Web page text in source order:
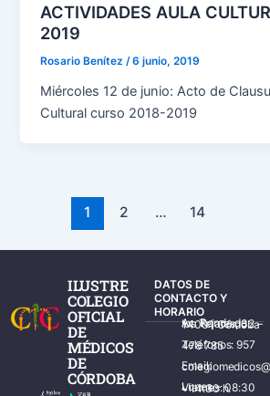
ACTIVIDADES AULA
2019
Rosario Benítez /6 junio, 2019
Miércoles 12 de junio: Acto de
Cultural curso 2018-2019
1 2 … 14
ILUSTRE
COLEGIO
OFICIAL
DE
MÉDICOS
DE
CÓRDOBA
DATOS DE
CONTACTO Y
HORARIO
Av. Ronda de los Tejares, 32 – 14001 Córdoba
Teléfonos: 957 478 785
Email:
Lunes – Viernes: 08:30 – 14:30 h.